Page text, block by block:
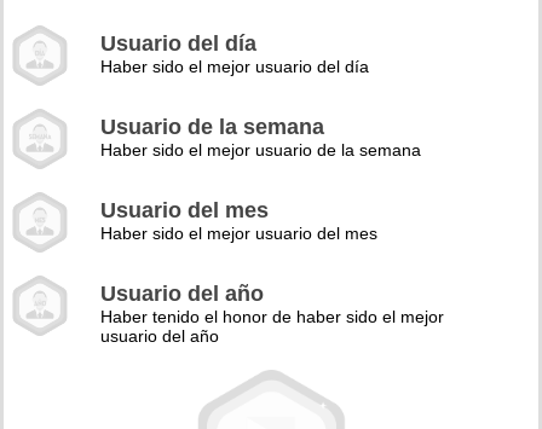
Usuario del día
Haber sido el mejor usuario del día
Usuario de la semana
Haber sido el mejor usuario de la semana
Usuario del mes
Haber sido el mejor usuario del mes
Usuario del año
Haber tenido el honor de haber sido el mejor
usuario del año